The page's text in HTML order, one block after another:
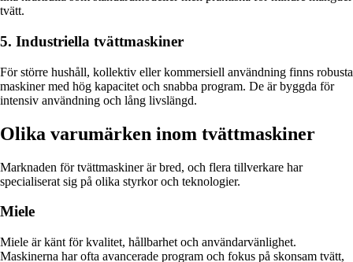
tvätt.
5. Industriella tvättmaskiner
För större hushåll, kollektiv eller kommersiell användning finns robusta
maskiner med hög kapacitet och snabba program. De är byggda för
intensiv användning och lång livslängd.
Olika varumärken inom tvättmaskiner
Marknaden för tvättmaskiner är bred, och flera tillverkare har
specialiserat sig på olika styrkor och teknologier.
Miele
Miele är känt för kvalitet, hållbarhet och användarvänlighet.
Maskinerna har ofta avancerade program och fokus på skonsam tvätt,